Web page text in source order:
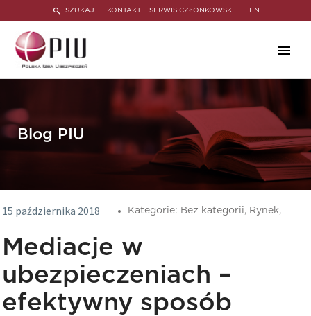
SZUKAJ KONTAKT SERWIS CZŁONKOWSKI EN
Blog PIU
15 października 2018 Kategorie: Bez kategorii, Rynek,
Mediacje w
ubezpieczeniach –
efektywny sposób